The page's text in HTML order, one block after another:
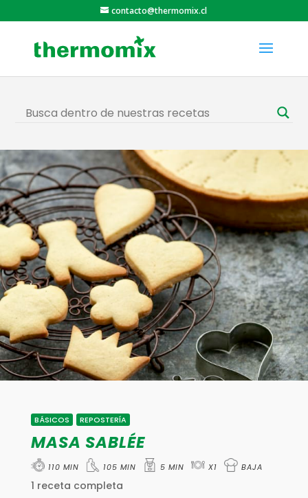
contacto@thermomix.cl
BÁSICOS REPOSTERÍA
MASA SABLÉE
110 MIN 105 MIN 5 MIN X1 BAJA
1 receta completa